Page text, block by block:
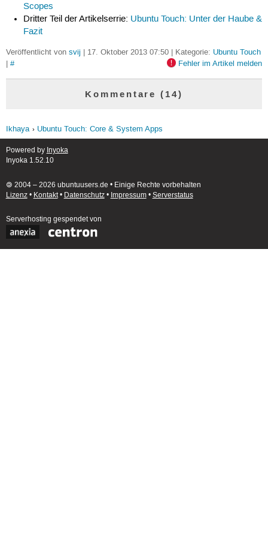
Scopes
Dritter Teil der Artikelserrie: Ubuntu Touch: Unter der Haube &
Fazit
Veröffentlicht von svij | 17. Oktober 2013 07:50 | Kategorie: Ubuntu Touch
| # Fehler im Artikel melden
Kommentare (14)
Ikhaya Ubuntu Touch: Core & System Apps
Powered by Inyoka
Inyoka 1.52.10
🄯 2004 – 2026 ubuntuusers.de • Einige Rechte vorbehalten
Lizenz• Kontakt• Datenschutz• Impressum• Serverstatus
Serverhosting gespendet von